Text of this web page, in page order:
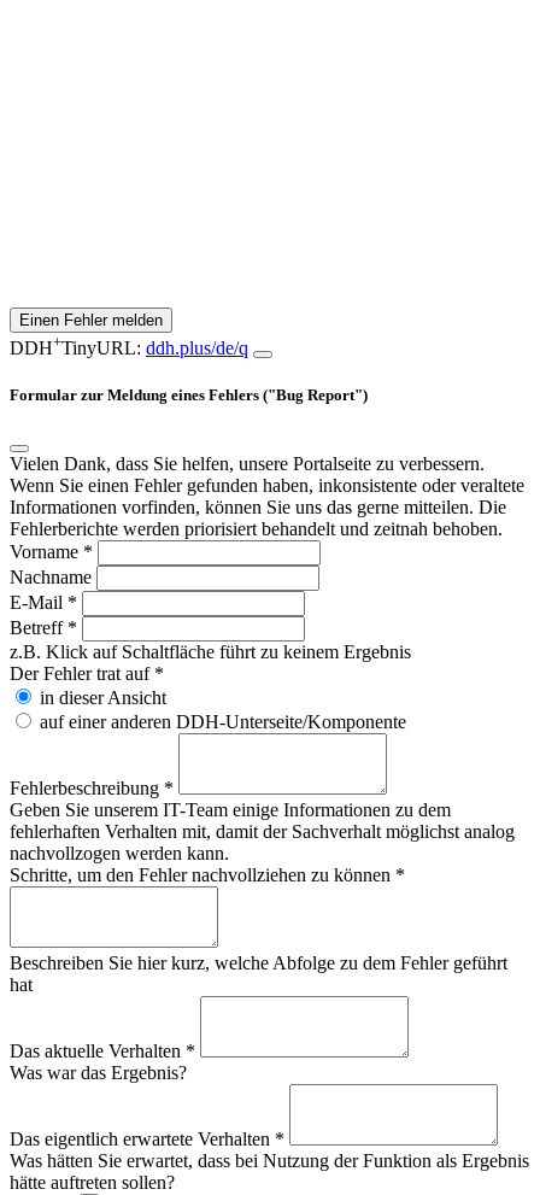
Einen Fehler melden
DDH+TinyURL: ddh.plus/de/q
Formular zur Meldung eines Fehlers ("Bug Report")
Vielen Dank, dass Sie helfen, unsere Portalseite zu verbessern.
Wenn Sie einen Fehler gefunden haben, inkonsistente oder veraltete
Informationen vorfinden, können Sie uns das gerne mitteilen. Die
Fehlerberichte werden priorisiert behandelt und zeitnah behoben.
Vorname *
Nachname
E-Mail *
Betreff *
z.B. Klick auf Schaltfläche führt zu keinem Ergebnis
Der Fehler trat auf *
in dieser Ansicht
auf einer anderen DDH-Unterseite/Komponente
Fehlerbeschreibung *
Geben Sie unserem IT-Team einige Informationen zu dem
fehlerhaften Verhalten mit, damit der Sachverhalt möglichst analog
nachvollzogen werden kann.
Schritte, um den Fehler nachvollziehen zu können *
Beschreiben Sie hier kurz, welche Abfolge zu dem Fehler geführt
hat
Das aktuelle Verhalten *
Was war das Ergebnis?
Das eigentlich erwartete Verhalten *
Was hätten Sie erwartet, dass bei Nutzung der Funktion als Ergebnis
hätte auftreten sollen?